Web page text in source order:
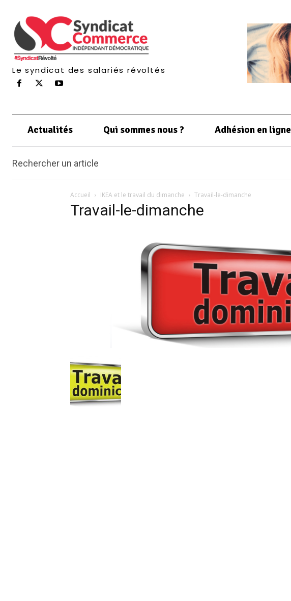
Le syndicat des salariés révoltés
Actualités Qui sommes nous ? Adhésion en ligne
Rechercher un article
Accueil IKEA et le travail du dimanche Travail-le-dimanche
Travail-le-dimanche